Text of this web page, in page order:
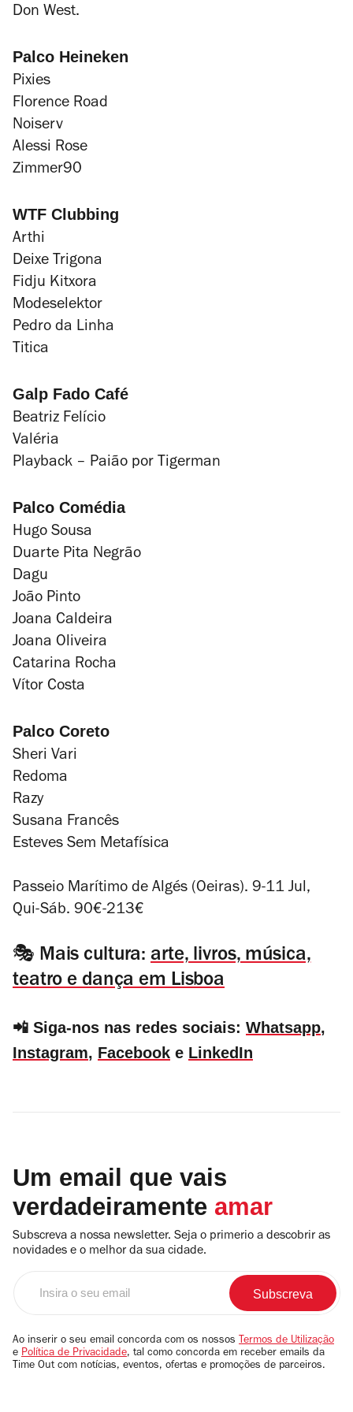
Don West.
Palco Heineken
Pixies
Florence Road
Noiserv
Alessi Rose
Zimmer90
WTF Clubbing
Arthi
Deixe Trigona
Fidju Kitxora
Modeselektor
Pedro da Linha
Titica
Galp Fado Café
Beatriz Felício
Valéria
Playback – Paião por Tigerman
Palco Comédia
Hugo Sousa
Duarte Pita Negrão
Dagu
João Pinto
Joana Caldeira
Joana Oliveira
Catarina Rocha
Vítor Costa
Palco Coreto
Sheri Vari
Redoma
Razy
Susana Francês
Esteves Sem Metafísica
Passeio Marítimo de Algés (Oeiras). 9-11 Jul,
Qui-Sáb. 90€-213€
🎭 Mais cultura: arte, livros, música,
teatro e dança em Lisboa
📲 Siga-nos nas redes sociais: Whatsapp,
Instagram, Facebook e LinkedIn
Um email que vais
verdadeiramente amar
Subscreva a nossa newsletter. Seja o primerio a descobrir as
novidades e o melhor da sua cidade.
email
Ao inserir o seu email concorda com os nossos Termos de Utilização
e Política de Privacidade, tal como concorda em receber emails da
Time Out com notícias, eventos, ofertas e promoções de parceiros.